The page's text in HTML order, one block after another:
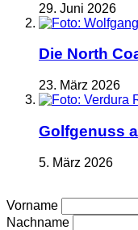
29. Juni 2026
Die North
23. März 2026
Golfgenuss
5. März 2026
Vorname
Nachname